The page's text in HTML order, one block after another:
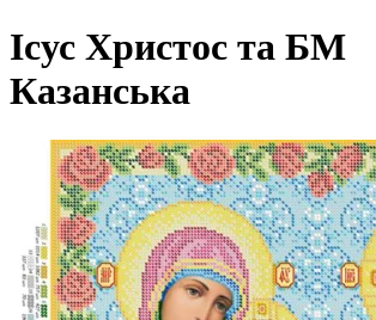
Ісус Христос та БМ
Казанська